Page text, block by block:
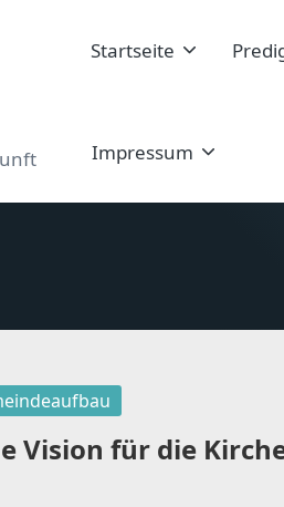
Startseite
Impressum
Vision für die